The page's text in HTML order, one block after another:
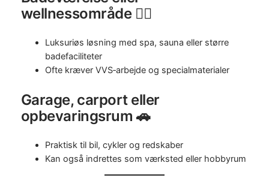
wellnessområde 💆‍♀️
Luksuriøs løsning med spa, sauna eller større
badefaciliteter
Ofte kræver VVS‑arbejde og specialmaterialer
Garage, carport eller
opbevaringsrum 🚗
Praktisk til bil, cykler og redskaber
Kan også indrettes som værksted eller hobbyrum